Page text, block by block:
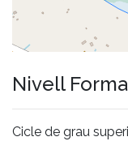
Nivell
Cicle de grau